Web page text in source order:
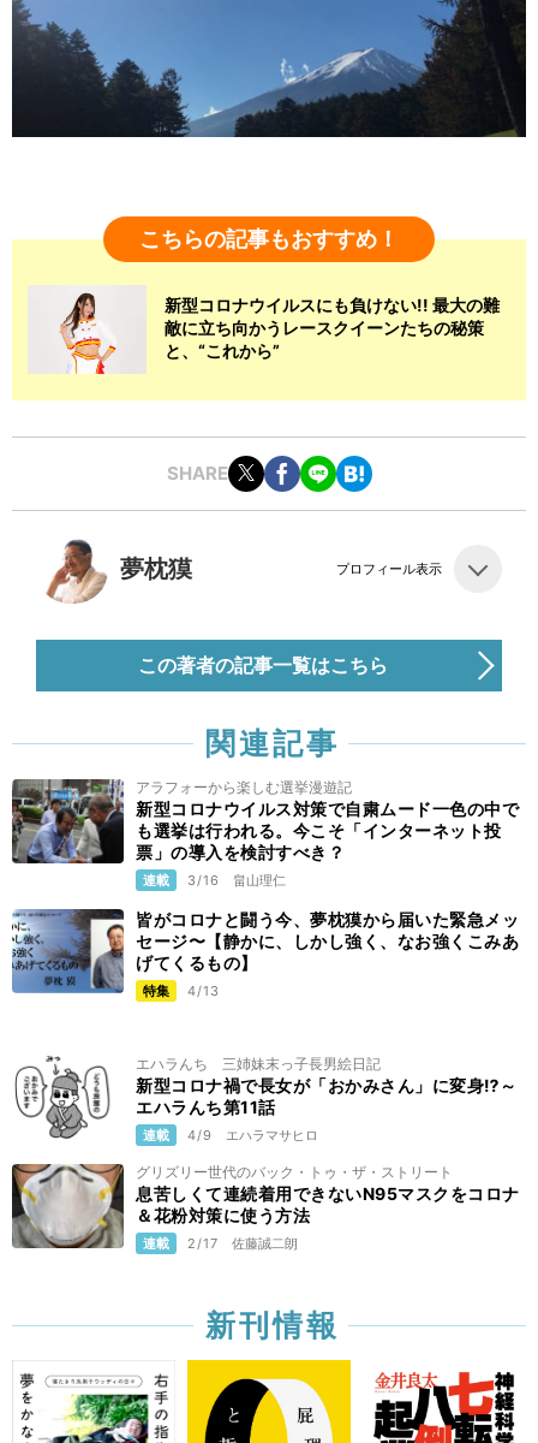
こちらの記事もおすすめ！
新型コロナウイルスにも負けない!! 最大の難
敵に立ち向かうレースクイーンたちの秘策
と、“これから”
SHARE
夢枕獏 プロフィール表示
この著者の記事一覧はこちら
関連記事
アラフォーから楽しむ選挙漫遊記
新型コロナウイルス対策で自粛ムード一色の中で
も選挙は行われる。今こそ「インターネット投
票」の導入を検討すべき？
連載 3/16 畠山理仁
皆がコロナと闘う今、夢枕獏から届いた緊急メッ
セージ〜【静かに、しかし強く、なお強くこみあ
げてくるもの】
特集 4/13
エハラんち 三姉妹末っ子長男絵日記
新型コロナ禍で長女が「おかみさん」に変身⁉️～
エハラんち第11話
連載 4/9 エハラマサヒロ
グリズリー世代のバック・トゥ・ザ・ストリート
息苦しくて連続着用できないN95マスクをコロナ
＆花粉対策に使う方法
連載 2/17 佐藤誠二朗
新刊情報